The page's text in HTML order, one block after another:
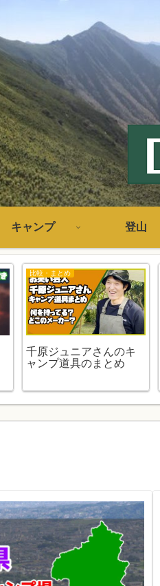
キャンプ 登山
比較・まとめ
千原ジュニアさんのキ
ャンプ道具のまとめ